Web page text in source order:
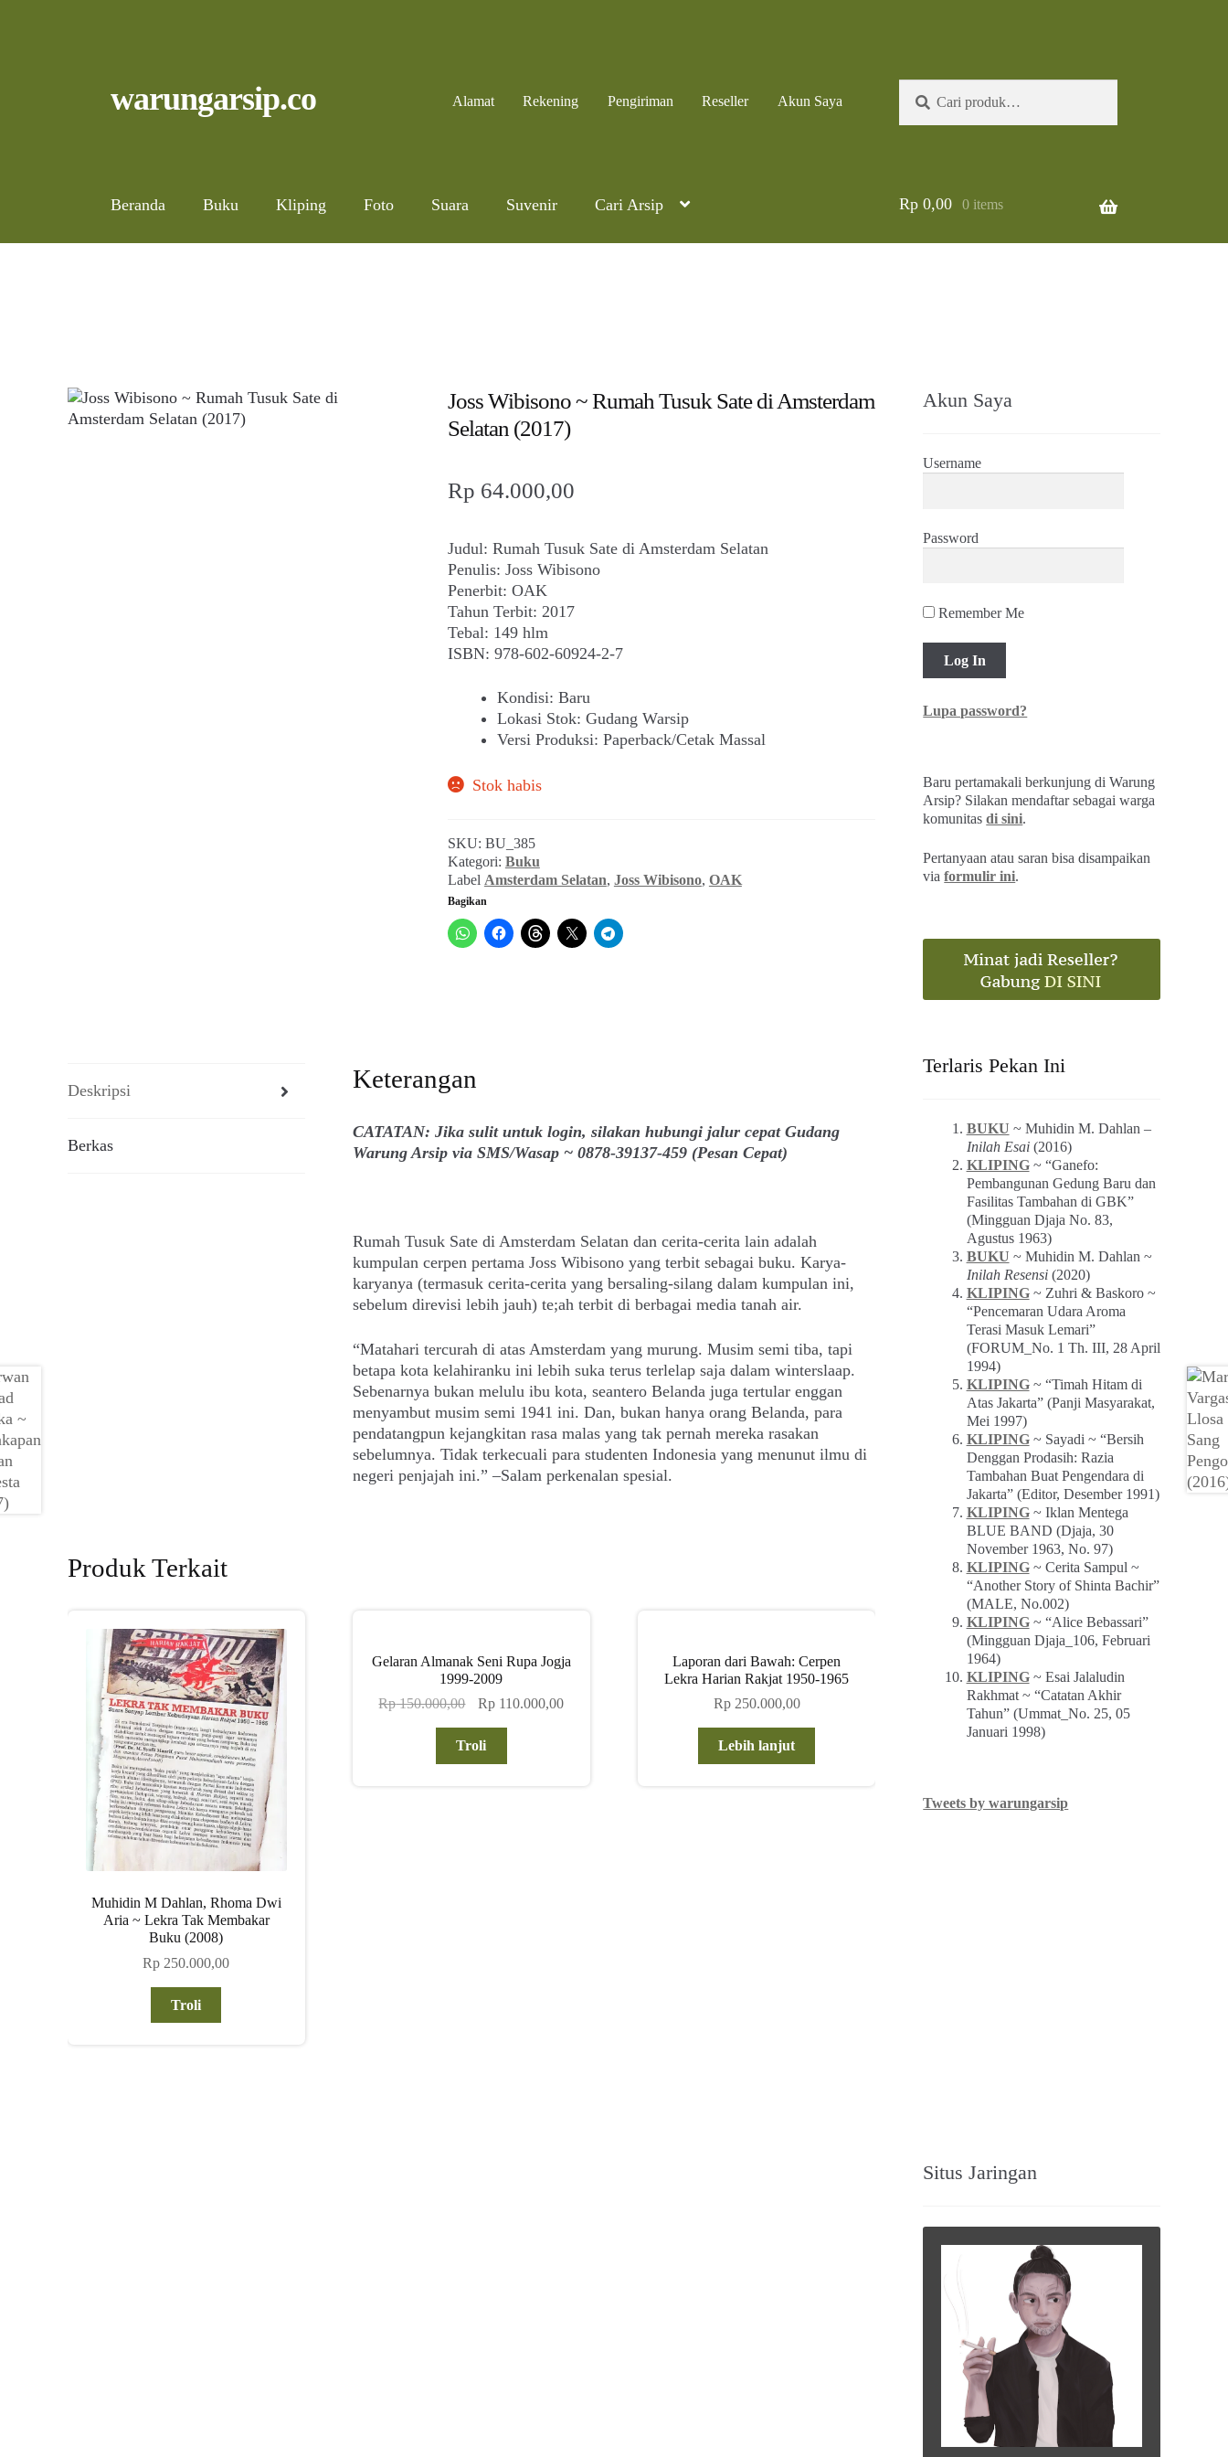
to
to
warungarsip.co Alamat Rekening Pengiriman Reseller Akun Saya
untuk:
Beranda Buku Kliping Foto Suara Suvenir Cari Arsip Rp0,00 0 items
Joss Wibisono ~ Rumah Tusuk Sate di Amsterdam
Selatan (2017)
Rp 64.000,00
Judul: Rumah Tusuk Sate di Amsterdam Selatan
Penulis: Joss Wibisono
Penerbit: OAK
Tahun Terbit: 2017
Tebal: 149 hlm
ISBN: 978-602-60924-2-7
Kondisi: Baru
Lokasi Stok: Gudang Warsip
Versi Produksi: Paperback/Cetak Massal
Stok habis
SKU: BU_385
Kategori: Buku
Label Amsterdam Selatan, Joss Wibisono, OAK
Bagikan
Deskripsi
Berkas
Keterangan
CATATAN: Jika sulit untuk login, silakan hubungi jalur cepat Gudang
Warung Arsip via SMS/Wasap ~ 0878-39137-459 (Pesan Cepat)
Rumah Tusuk Sate di Amsterdam Selatan dan cerita-cerita lain adalah
kumpulan cerpen pertama Joss Wibisono yang terbit sebagai buku. Karya-
karyanya (termasuk cerita-cerita yang bersaling-silang dalam kumpulan ini,
sebelum direvisi lebih jauh) te;ah terbit di berbagai media tanah air.
“Matahari tercurah di atas Amsterdam yang murung. Musim semi tiba, tapi
betapa kota kelahiranku ini lebih suka terus terlelap saja dalam winterslaap.
Sebenarnya bukan melulu ibu kota, seantero Belanda juga tertular enggan
menyambut musim semi 1941 ini. Dan, bukan hanya orang Belanda, para
pendatangpun kejangkitan rasa malas yang tak pernah mereka rasakan
sebelumnya. Tidak terkecuali para studenten Indonesia yang menunut ilmu di
negeri penjajah ini.” –Salam perkenalan spesial.
Produk Terkait
Muhidin M Dahlan, Rhoma Dwi
Aria ~ Lekra Tak Membakar
Buku (2008)
Rp 250.000,00
Troli
Gelaran Almanak Seni Rupa Jogja
1999-2009
Rp150.000,00
Harga
adalah:
Rp 110.000,00Harga
Troli
Laporan dari Bawah: Cerpen
Lekra Harian Rakjat 1950-1965
Rp250.000,00
Lebih lanjut
Akun Saya
Username
Password
Remember Me
Lupa password?
Baru pertamakali berkunjung di Warung
Arsip? Silakan mendaftar sebagai warga
komunitasdi sini.
Pertanyaan atau saran bisa disampaikan
viaformulir ini.
Terlaris Pekan Ini
BUKU ~ Muhidin M. Dahlan –
Inilah Esai(2016)
KLIPING~ “Ganefo:
Pembangunan Gedung Baru dan
Fasilitas Tambahan di GBK”
(Mingguan Djaja No. 83,
Agustus 1963)
BUKU ~ Muhidin M. Dahlan ~
Inilah Resensi(2020)
KLIPING~ Zuhri & Baskoro ~
“Pencemaran Udara Aroma
Terasi Masuk Lemari”
(FORUM_No. 1 Th. III, 28 April
1994)
KLIPING~ “Timah Hitam di
Atas Jakarta” (Panji Masyarakat,
Mei 1997)
KLIPING~ Sayadi ~ “Bersih
Denggan Prodasih: Razia
Tambahan Buat Pengendara di
Jakarta” (Editor, Desember 1991)
KLIPING~ Iklan Mentega
BLUE BAND (Djaja, 30
November 1963, No. 97)
KLIPING~ Cerita Sampul ~
“Another Story of Shinta Bachir”
(MALE, No.002)
KLIPING~ “Alice Bebassari”
(Mingguan Djaja_106, Februari
1964)
KLIPING~ Esai Jalaludin
Rakhmat ~ “Catatan Akhir
Tahun” (Ummat_No. 25, 05
Januari 1998)
Tweets by warungarsip
Situs Jaringan